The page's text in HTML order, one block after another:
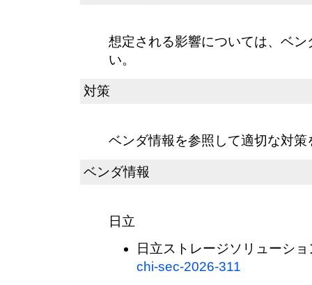
想定される影響については、ベ
い。
対策
ベンダ情報を参照して適切な対
ベンダ情報
日立
日立ストレージソリューシ
chi-sec-2026-311